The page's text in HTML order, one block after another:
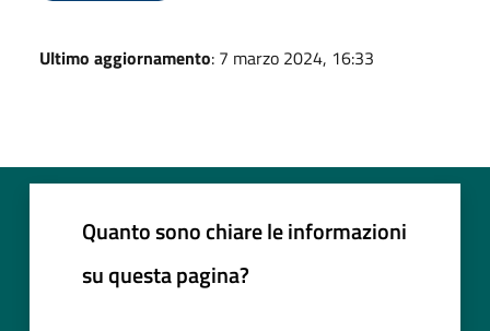
Ultimo aggiornamento: 7 marzo 2024, 16:33
Quanto sono chiare le informazioni
su questa pagina?